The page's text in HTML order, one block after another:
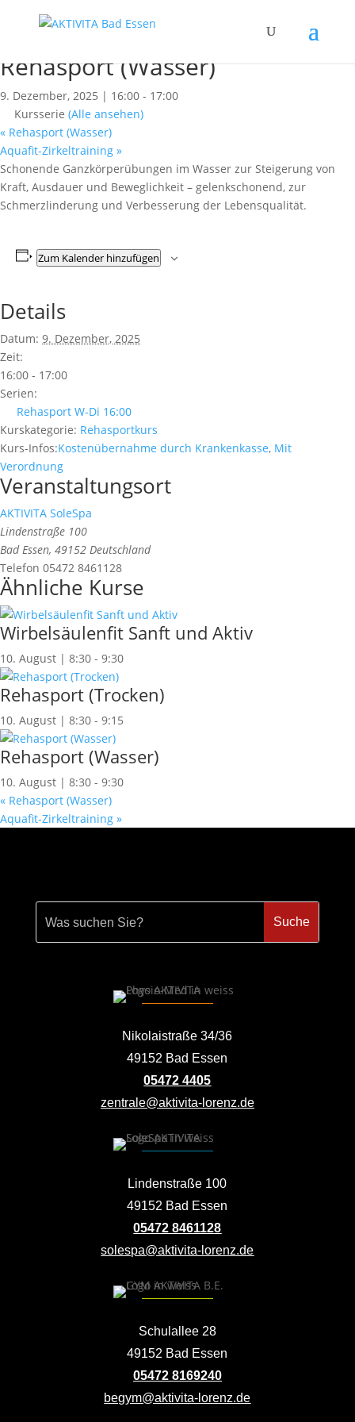
« Alle Kurse
Rehasport (Wasser)
9. Dezember, 2025 | 16:00 - 17:00
Kursserie (Alle ansehen)
« Rehasport (Wasser)
Aquafit-Zirkeltraining »
Schonende Ganzkörperübungen im Wasser zur Steigerung von
Kraft, Ausdauer und Beweglichkeit – gelenkschonend, zur
Schmerzlinderung und Verbesserung der Lebensqualität.
Zum Kalender hinzufügen
Details
Datum: 9. Dezember, 2025
Zeit:
16:00 - 17:00
Serien:
Rehasport W-Di 16:00
Kurskategorie: Rehasportkurs
Kurs-Infos:Kostenübernahme durch Krankenkasse, Mit
Verordnung
Veranstaltungsort
AKTIVITA SoleSpa
Lindenstraße 100
Bad Essen, 49152 Deutschland
Telefon 05472 8461128
Ähnliche Kurse
Wirbelsäulenfit Sanft und Aktiv
10. August | 8:30 - 9:30
Rehasport (Trocken)
10. August | 8:30 - 9:15
Rehasport (Wasser)
10. August | 8:30 - 9:30
« Rehasport (Wasser)
Aquafit-Zirkeltraining »
Nikolaistraße 34/36
49152 Bad Essen
05472 4405
zentrale@aktivita-lorenz.de
Lindenstraße 100
49152 Bad Essen
05472 8461128
solespa@aktivita-lorenz.de
Schulallee 28
49152 Bad Essen
05472 8169240
begym@aktivita-lorenz.de